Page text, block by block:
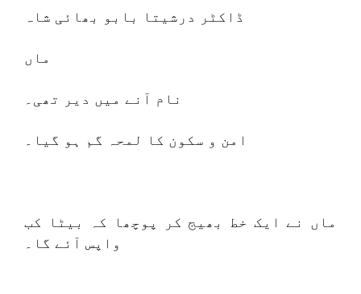
ڈاکٹر درشیتا بابو بھائی شاہ
ماں
نام آنے میں دیر تھی۔
امن و سکون کا لمحہ گم ہو گیا۔
ماں نے ایک خط بھیج کر پوچھا کہ بیٹا کب
واپس آئے گا۔